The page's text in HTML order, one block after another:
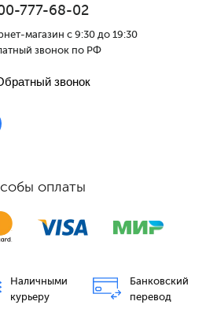
777-68-02
магазин с 9:30 до 19:30
звонок по РФ
звонок
оплаты
Наличными
курьеру
Банковский
перевод